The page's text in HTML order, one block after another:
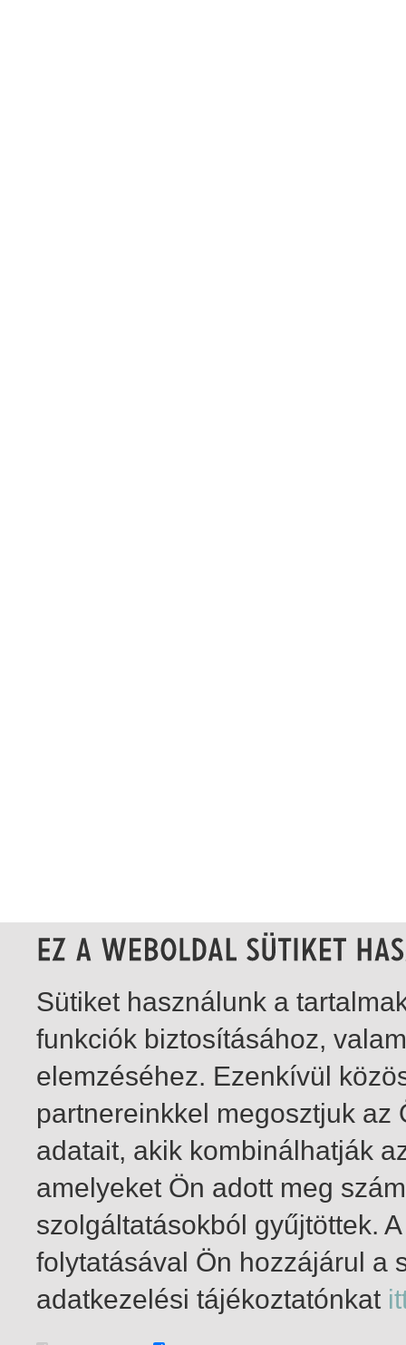
1-2 / összesen 2 találat
Sütiket használunk a
funkciók biztosításához,
elemzéséhez. Ezenkívül
partnereinkkel megosztjuk
adatait, akik kombinálhatják
amelyeket Ön adott meg
szolgáltatásokból gyűjtöttek.
folytatásával Ön hozzájárul a
adatkezelési tájékoztatónkat